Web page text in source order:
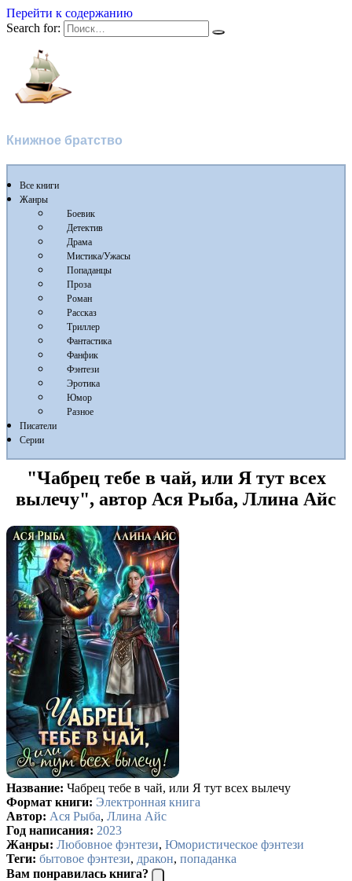
Перейти к содержанию
Search for:
Книжное братство
Все книги
Жанры
Боевик
Детектив
Драма
Мистика/Ужасы
Попаданцы
Проза
Роман
Рассказ
Триллер
Фантастика
Фанфик
Фэнтези
Эротика
Юмор
Разное
Писатели
Серии
"Чабрец тебе в чай, или Я тут всех
вылечу", автор Ася Рыба, Ллина Айс
Название: Чабрец тебе в чай, или Я тут всех вылечу
Формат книги: Электронная книга
Автор: Ася Рыба, Ллина Айс
Год написания: 2023
Жанры: Любовное фэнтези, Юмористическое фэнтези
Теги: бытовое фэнтези, дракон, попаданка
Вам понравилась книга?